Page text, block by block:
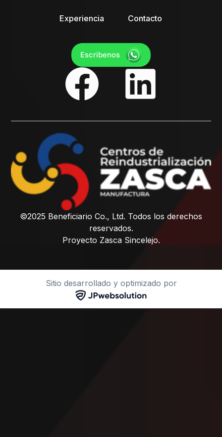
Experiencia Contacto
Escribenos
©2025 Beneficiario Co., Ltd. Todos los derechos
reservados.
Proyecto Zasca Sincelejo.
Sitio desarrollado y optimizado por